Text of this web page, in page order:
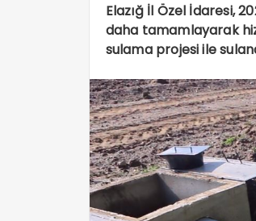
Elazığ İl Özel İdaresi,
daha tamamlayarak
sulama projesi ile